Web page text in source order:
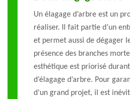
Un élagage d’arbre est un
réaliser. Il fait partie d’un
et permet aussi de dégager
présence des branches
esthétique est priorisé
d’élagage d’arbre. Pour
d’un grand projet, il est